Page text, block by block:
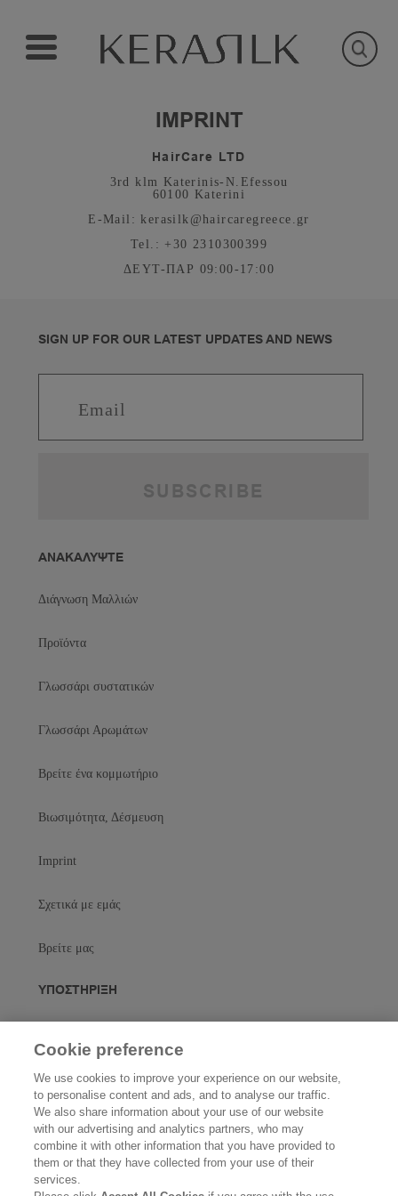
IMPRINT
HairCare LTD
3rd klm Katerinis-N.Efessou
60100 Katerini
E-Mail : kerasilk@haircaregreece.gr
Tel .: +30 2310300399
ΔΕΥΤ-ΠΑΡ 09:00-17:00
SIGN UP FOR OUR LATEST UPDATES AND NEWS
ΑΝΑΚΑΛΥΨΤΕ
Διάγνωση Μαλλιών
Προϊόντα
Γλωσσάρι συστατικών
Γλωσσάρι Αρωμάτων
Βρείτε ένα κομμωτήριο
Βιωσιμότητα, Δέσμευση
Imprint
Σχετικά με εμάς
Βρείτε μας
ΥΠΟΣΤΗΡΙΞΗ
Κάνετε Τοποθέτηση
Πολιτική απορρήτου
Πολιτική Cookies
Cookie preference
We use cookies to improve your experience on our website,
to personalise content and ads, and to analyse our traffic.
We also share information about your use of our website
with our advertising and analytics partners, who may
combine it with other information that you have provided to
them or that they have collected from your use of their
services.